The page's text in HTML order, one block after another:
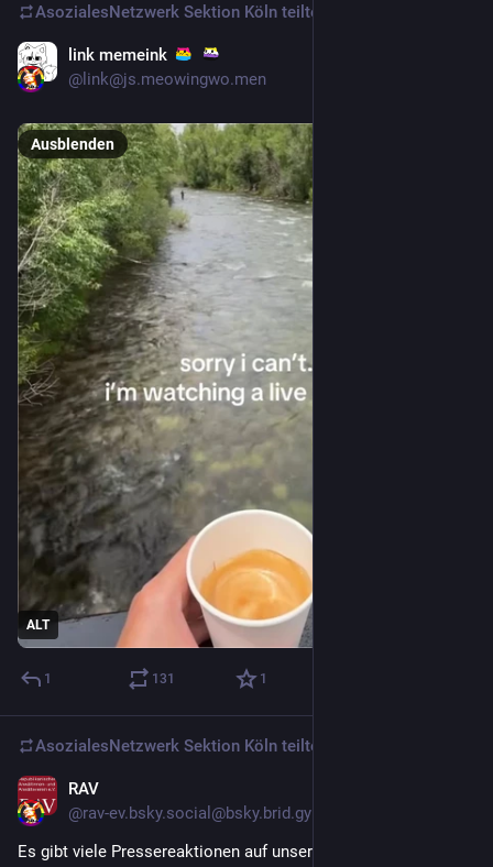
AsozialesNetzwerk Sektion Köln teilte
link memeink
@ link@js.meowingwo.men
ALT
Ausblenden
1 131 1
AsozialesNetzwerk Sektion Köln teilte
RAV
@rav-ev.bsky.social@bsky.brid.gy
Es gibt viele Pressereaktionen auf unseren offenen Brief.